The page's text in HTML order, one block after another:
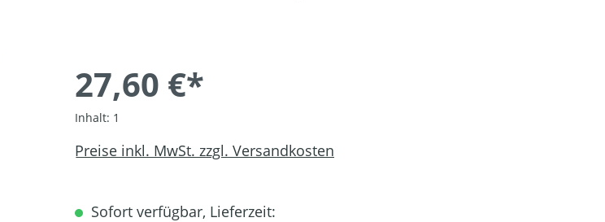
27,60 €*
Inhalt: 1
Preise inkl. MwSt. zzgl. Versandkosten
Sofort verfügbar, Lieferzeit: